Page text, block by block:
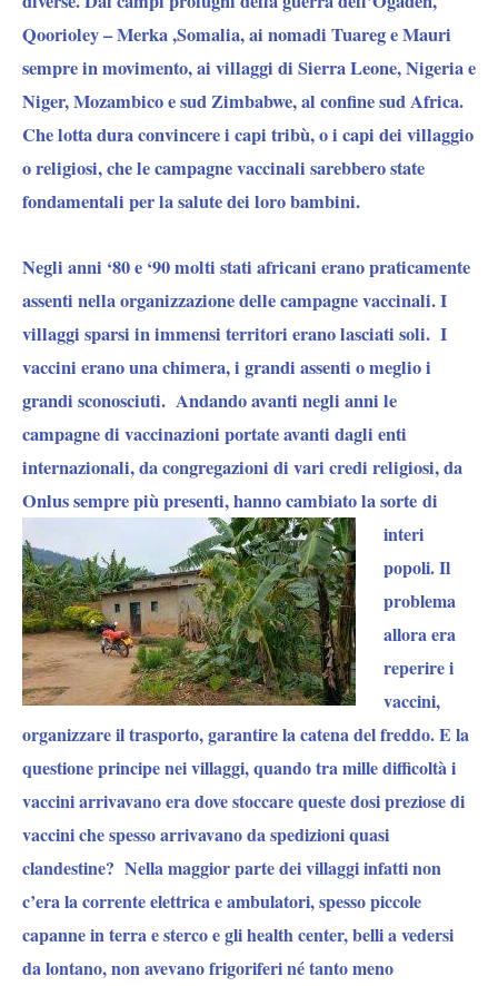
Qoorioley – Merka ,Somalia, ai nomadi Tuareg e Mauri
sempre in movimento, ai villaggi di Sierra Leone, Nigeria e
Niger, Mozambico e sud Zimbabwe, al confine sud Africa.
Che lotta dura convincere i capi tribù, o i capi dei villaggio
o religiosi, che le campagne vaccinali sarebbero state
fondamentali per la salute dei loro bambini.
Negli anni ‘80 e ‘90 molti stati africani erano praticamente
assenti nella organizzazione delle campagne vaccinali. I
villaggi sparsi in immensi territori erano lasciati soli. I
vaccini erano una chimera, i grandi assenti o meglio i
grandi sconosciuti. Andando avanti negli anni le
campagne di vaccinazioni portate avanti dagli enti
internazionali, da congregazioni di vari credi religiosi, da
Onlus sempre più presenti, hanno cambiato la sorte di
interi
popoli. Il
problema
allora era
reperire i
vaccini,
organizzare il trasporto, garantire la catena del freddo. E la
questione principe nei villaggi, quando tra mille difficoltà i
vaccini arrivavano era dove stoccare queste dosi preziose di
vaccini che spesso arrivavano da spedizioni quasi
clandestine? Nella maggior parte dei villaggi infatti non
c’era la corrente elettrica e ambulatori, spesso piccole
capanne in terra e sterco e gli health center, belli a vedersi
da lontano, non avevano frigoriferi né tanto meno